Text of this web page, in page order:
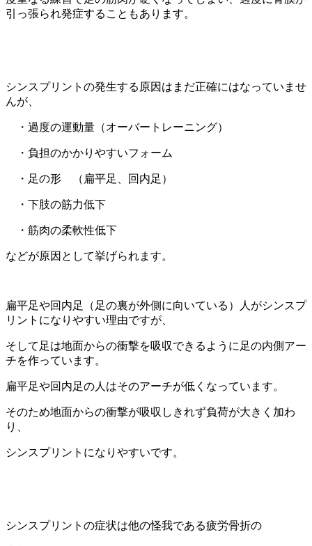
引っ張られ発症することもあります。
シンスプリントの発生する原因はまだ正確にはなっていませ
んが、
・過度の運動量（オーバートレーニング）
・負担のかかりやすいフォーム
・足の形 （扁平足、回内足）
・下肢の筋力低下
・筋肉の柔軟性低下
などが原因として挙げられます。
扁平足や回内足（足の裏が外側に向いている）人がシンスプ
リントになりやすい理由ですが、
そして足は地面からの衝撃を吸収できるように足の内側アー
チを作っています。
扁平足や回内足の人はそのアーチが低くなっています。
そのため地面からの衝撃が吸収しきれず負荷が大きく加わ
り、
シンスプリントになりやすいです。
シンスプリントの症状は他の怪我である疲労骨折の